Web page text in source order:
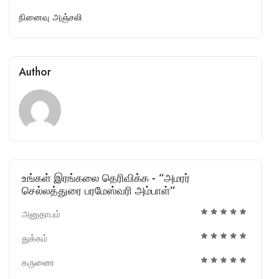
நினைவு அஞ்சலி
Author
உங்கள் இரங்கலை தெரிவிக்க - “அமரர்
செல்லத்துரை பரமேஸ்வரி அம்பாள்”
அனுதாபம்
துக்கம்
கருணை